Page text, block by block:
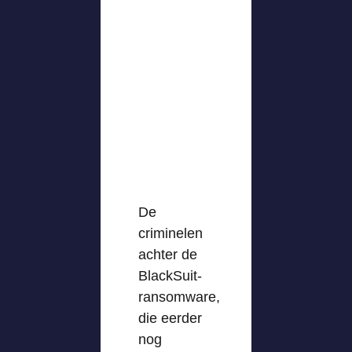
De
criminelen
achter de
BlackSuit-
ransomware,
die eerder
nog